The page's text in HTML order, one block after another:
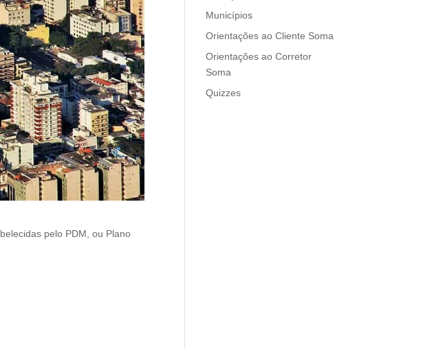
pelo PDM, ou Plano
Municípios
Orientações ao Cliente Soma
Orientações ao Corretor
Soma
Quizzes